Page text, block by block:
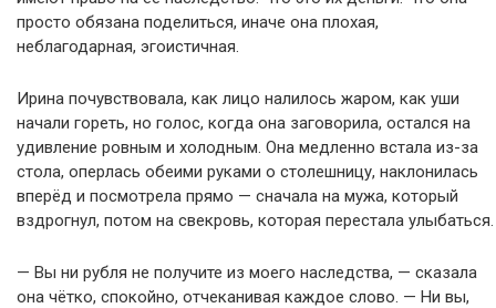
просто обязана поделиться, иначе она плохая,
неблагодарная, эгоистичная.
Ирина почувствовала, как лицо налилось жаром, как уши
начали гореть, но голос, когда она заговорила, остался на
удивление ровным и холодным. Она медленно встала из-за
стола, оперлась обеими руками о столешницу, наклонилась
вперёд и посмотрела прямо — сначала на мужа, который
вздрогнул, потом на свекровь, которая перестала улыбаться.
— Вы ни рубля не получите из моего наследства, — сказала
она чётко, спокойно, отчеканивая каждое слово. — Ни вы,